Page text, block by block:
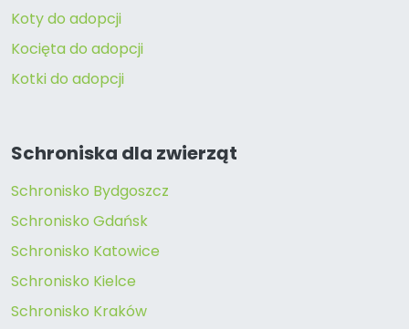
Koty do adopcji
Kocięta do adopcji
Kotki do adopcji
Schroniska dla zwierząt
Schronisko Bydgoszcz
Schronisko Gdańsk
Schronisko Katowice
Schronisko Kielce
Schronisko Kraków